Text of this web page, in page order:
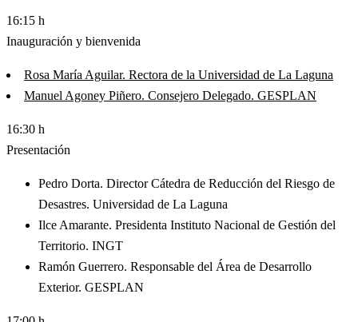
16:15 h
Inauguración y bienvenida
Rosa María Aguilar. Rectora de la Universidad de La Laguna
Manuel Agoney Piñero. Consejero Delegado. GESPLAN
16:30 h
Presentación
Pedro Dorta. Director Cátedra de Reducción del Riesgo de
Desastres. Universidad de La Laguna
Ilce Amarante. Presidenta Instituto Nacional de Gestión del
Territorio. INGT
Ramón Guerrero. Responsable del Área de Desarrollo
Exterior. GESPLAN